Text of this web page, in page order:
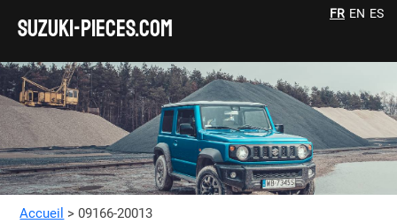
SUZUKI-pieces.com
FR EN ES
Accueil > 09166-20013